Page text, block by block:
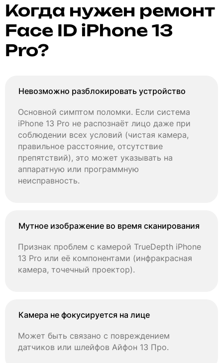
Когда нужен ремонт
Face ID iPhone 13
Pro?
Невозможно разблокировать устройство
Основной симптом поломки. Если система
iPhone 13 Pro не распознаёт лицо даже при
соблюдении всех условий (чистая камера,
правильное расстояние, отсутствие
препятствий), это может указывать на
аппаратную или программную
неисправность.
Мутное изображение во время сканирования
Признак проблем с камерой TrueDepth iPhone
13 Pro или её компонентами (инфракрасная
камера, точечный проектор).
Камера не фокусируется на лице
Может быть связано с повреждением
датчиков или шлейфов Айфон 13 Про.